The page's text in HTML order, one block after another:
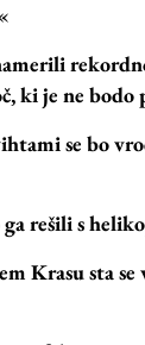
ki je ne bodo
se bo
rešili s
Krasu sta